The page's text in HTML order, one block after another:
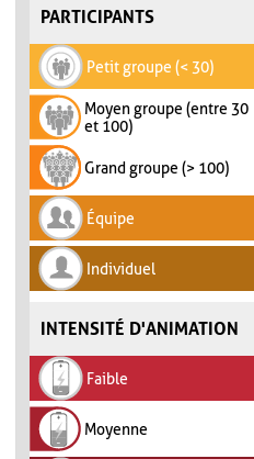
PARTICIPANTS
Petit groupe (< 30)
Moyen groupe (entre 30
et 100)
Grand groupe (> 100)
Équipe
Individuel
INTENSITÉ D'ANIMATION
Faible
Moyenne